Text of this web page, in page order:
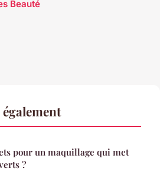
Beauté
pour un maquillage qui met
?